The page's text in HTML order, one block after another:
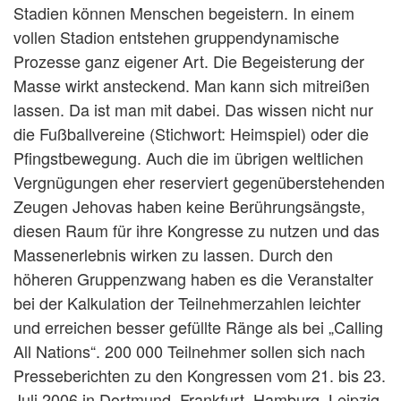
Stadien können Menschen begeistern. In einem
vollen Stadion entstehen gruppendynamische
Prozesse ganz eigener Art. Die Begeisterung der
Masse wirkt ansteckend. Man kann sich mitreißen
lassen. Da ist man mit dabei. Das wissen nicht nur
die Fußballvereine (Stichwort: Heimspiel) oder die
Pfingstbewegung. Auch die im übrigen weltlichen
Vergnügungen eher reserviert gegenüberstehenden
Zeugen Jehovas haben keine Berührungsängste,
diesen Raum für ihre Kongresse zu nutzen und das
Massenerlebnis wirken zu lassen. Durch den
höheren Gruppenzwang haben es die Veranstalter
bei der Kalkulation der Teilnehmerzahlen leichter
und erreichen besser gefüllte Ränge als bei „Calling
All Nations“. 200 000 Teilnehmer sollen sich nach
Presseberichten zu den Kongressen vom 21. bis 23.